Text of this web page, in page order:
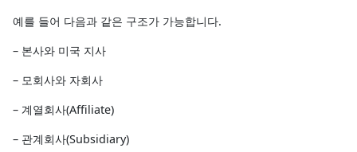
예를 들어 다음과 같은 구조가 가능합니다.
– 본사와 미국 지사
– 모회사와 자회사
– 계열회사(Affiliate)
– 관계회사(Subsidiary)